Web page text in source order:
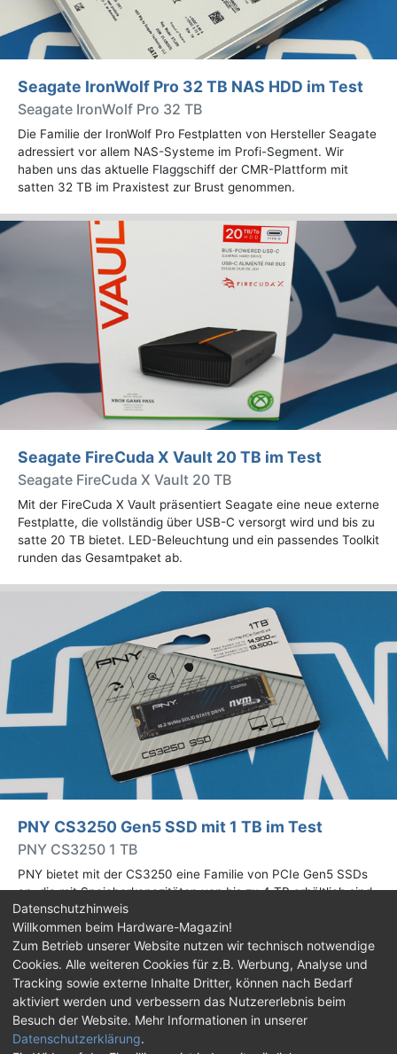
Seagate IronWolf Pro 32 TB NAS HDD im Test
Seagate IronWolf Pro 32 TB
Die Familie der IronWolf Pro Festplatten von Hersteller Seagate
adressiert vor allem NAS-Systeme im Profi-Segment. Wir
haben uns das aktuelle Flaggschiff der CMR-Plattform mit
satten 32 TB im Praxistest zur Brust genommen.
Seagate FireCuda X Vault 20 TB im Test
Seagate FireCuda X Vault 20 TB
Mit der FireCuda X Vault präsentiert Seagate eine neue externe
Festplatte, die vollständig über USB-C versorgt wird und bis zu
satte 20 TB bietet. LED-Beleuchtung und ein passendes Toolkit
runden das Gesamtpaket ab.
PNY CS3250 Gen5 SSD mit 1 TB im Test
PNY CS3250 1 TB
PNY bietet mit der CS3250 eine Familie von PCIe Gen5 SSDs
an, die mit Speicherkapazitäten von bis zu 4 TB erhältlich sind.
Die Drives erreichen bis zu 14.900 MB/s lesend. Wir haben das
1-TB-Modell getestet.
Impressum| Kontakt |Jobs |Datenschutz |
Consent‑Einstellungen |Haftungsausschluss
Feed Facebook
Datenschutzhinweis
Willkommen beim Hardware-Magazin!
Zum Betrieb unserer Website nutzen wir technisch notwendige
Cookies. Alle weiteren Cookies für z.B. Werbung, Analyse und
Tracking sowie externe Inhalte Dritter, können nach Bedarf
aktiviert werden und verbessern das Nutzererlebnis beim
Besuch der Website. Mehr Informationen in unserer
Datenschutzerklärung.